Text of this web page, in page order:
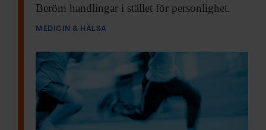
Beröm handlingar i stället för personlighet.
MEDICIN & HÄLSA